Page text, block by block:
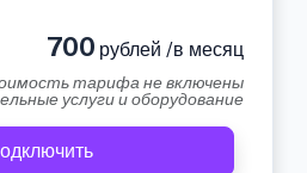
700 рублей /в месяц
тарифа не включены
услуги и оборудование